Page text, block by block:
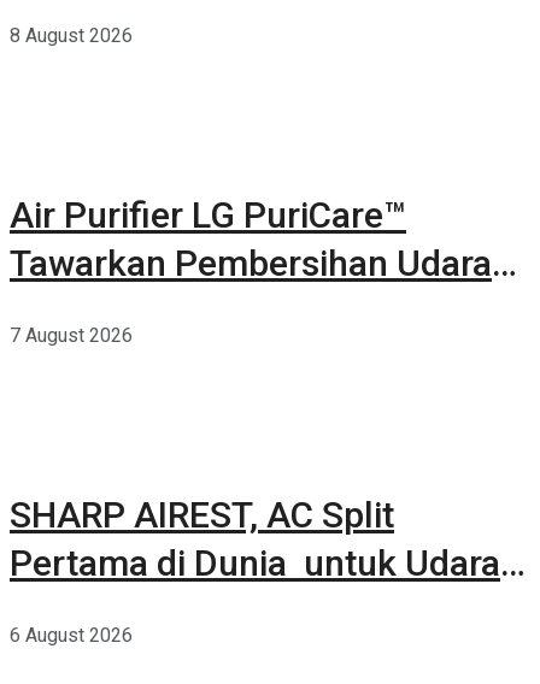
8 August 2026
Air Purifier LG PuriCare™
Tawarkan Pembersihan Udara
7 August 2026
SHARP AIREST, AC Split
Pertama di Dunia untuk Udara
6 August 2026